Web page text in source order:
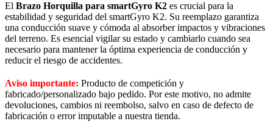
El Brazo Horquilla para smartGyro K2 es crucial para la
estabilidad y seguridad del smartGyro K2. Su reemplazo garantiza
una conducción suave y cómoda al absorber impactos y vibraciones
del terreno. Es esencial vigilar su estado y cambiarlo cuando sea
necesario para mantener la óptima experiencia de conducción y
reducir el riesgo de accidentes.
Aviso importante: Producto de competición y
fabricado/personalizado bajo pedido. Por este motivo, no admite
devoluciones, cambios ni reembolso, salvo en caso de defecto de
fabricación o error imputable a nuestra tienda.